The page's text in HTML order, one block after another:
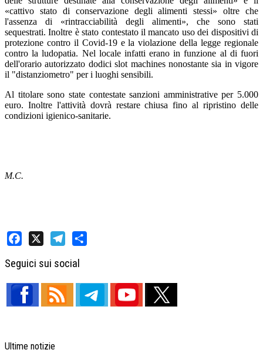
«cattivo stato di conservazione degli alimenti stessi» oltre che
l'assenza di «rintracciabilità degli alimenti», che sono stati
sequestrati. Inoltre è stato contestato il mancato uso dei dispositivi di
protezione contro il Covid-19 e la violazione della legge regionale
contro la ludopatia. Nel locale infatti erano in funzione al di fuori
dell'orario autorizzato dodici slot machines nonostante sia in vigore
il "distanziometro" per i luoghi sensibili.
Al titolare sono state contestate sanzioni amministrative per 5.000
euro. Inoltre l'attività dovrà restare chiusa fino al ripristino delle
condizioni igienico-sanitarie.
M.C.
Seguici sui social
Ultime notizie